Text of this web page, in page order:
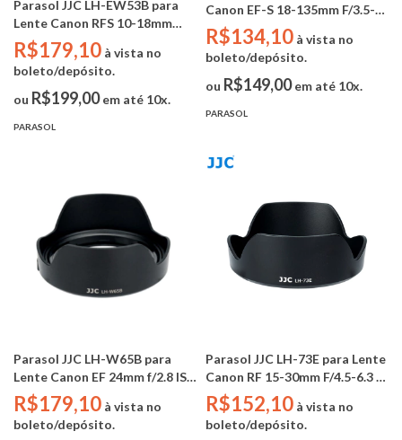
Parasol JJC LH-EW53B para
Lente Canon RFS 10-18mm
F4.5-6.3 IS STM (Substitui
Canon EW-53B)
R$179,10 à vista no
boleto/depósito.
ou R$199,00em até 10x.
PARASOL
Canon EF-S 18-135mm F/3.5-
5.6 IS USM / RF 24 -105mm F4-
7.1 IS STM (Substitui Canon
EW-73D)
R$134,10 à vista no
boleto/depósito.
ou R$149,00em até 10x.
PARASOL
Parasol JJC LH-W65B para
Lente Canon EF 24mm f/2.8 IS
USM - EF 28mm f/2.8 IS USM -
RF 24mm f/1.8 Macro IS STM
(Substitui Canon EW-65B)
R$179,10 à vista no
boleto/depósito.
Parasol JJC LH-73E para Lente
Canon RF 15-30mm F/4.5-6.3 IS
STM - RF 18-28 F/2.8 IS
(Substitui Canon EW-73E)
R$152,10 à vista no
boleto/depósito.